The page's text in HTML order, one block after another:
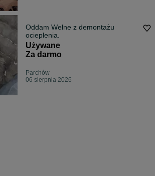
Oddam Wełne z demontażu
ocieplenia.
Używane
Za darmo
Parchów
06 sierpnia 2026